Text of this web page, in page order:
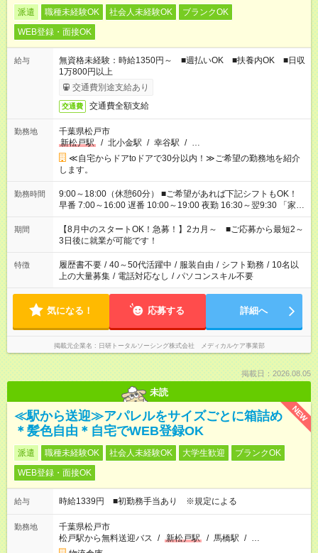
派遣 職種未経験OK 社会人未経験OK
ブランクOK
WEB登録・面接OK
給与
無資格未経験：時給1350円～ ■週払いOK ■扶養内OK ■日収
1万800円以上
交通費別途支給あり
交通費 交通費全額支給
勤務地
千葉県松戸市
新松戸駅
/ 北小金駅 / 幸谷駅 / …
≪自宅からドアtoドアで30分以内！≫ご希望の勤務地を紹介
します。
勤務時間
9:00～18:00（休憩60分） ■ご希望があれば下記シフトもOK！
早番 7:00～16:00 遅番 10:00～19:00 夜勤 16:30～翌9:30 「家族
と休みを合わせたい」 「余裕を持って夕飯の準備がしたい」
「できれば残業はしたくない」 など、ご希望を教えてください
ね。 ※Wワーク希望の方へ 今ご覧のお仕事で希望する勤務時間
と、もう1つのお仕事の勤務時間。 合計で週40時間を超える場
合は応募できません。
期間
【8月中のスタートOK！急募！】2カ月～ ■ご応募から最短2～
3日後に就業が可能です！
特徴 履歴書不要 / 40～50代活躍中 / 服装自由 / シフト勤務 / 10名以
上の大量募集 / 電話対応なし / パソコンスキル不要
気になる！ 応募する 詳細へ
掲載元企業名 日研トータルソーシング株式会社 メディカルケア事業部
掲載日：2026.08.05
未読
NEW
≪駅から送迎≫アパレルをサイズごとに箱詰め
＊髪色自由＊自宅でWEB登録OK
派遣 職種未経験OK 社会人未経験OK 大学生歓迎
ブランクOK
WEB登録・面接OK
給与 時給1339円 ■初勤務手当あり ※規定による
勤務地
千葉県松戸市
松戸駅から無料送迎バス / 新松戸駅 / 馬橋駅 / …